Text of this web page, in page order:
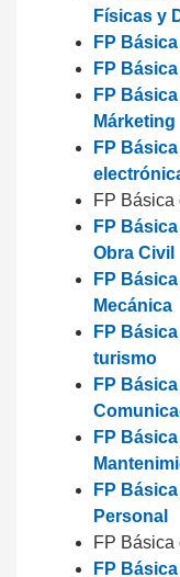
Físicas y
FP
FP
FP
Márketing
FP
FP Básica
FP
Obra Civil
FP
Mecánica
FP
turismo
FP
FP
FP
Personal
FP Básica
FP